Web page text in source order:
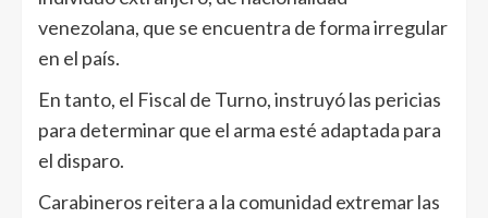
venezolana, que se encuentra de forma irregular
en el país.
En tanto, el Fiscal de Turno, instruyó las pericias
para determinar que el arma esté adaptada para
el disparo.
Carabineros reitera a la comunidad extremar las